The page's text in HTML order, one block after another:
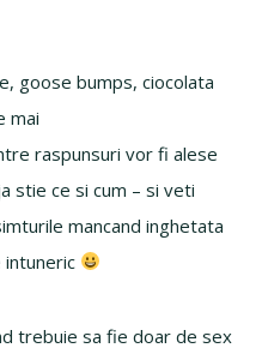
goose bumps, ciocolata
mai
raspunsuri vor fi alese
stie ce si cum – si veti
mancand inghetata
trebuie sa fie doar de sex